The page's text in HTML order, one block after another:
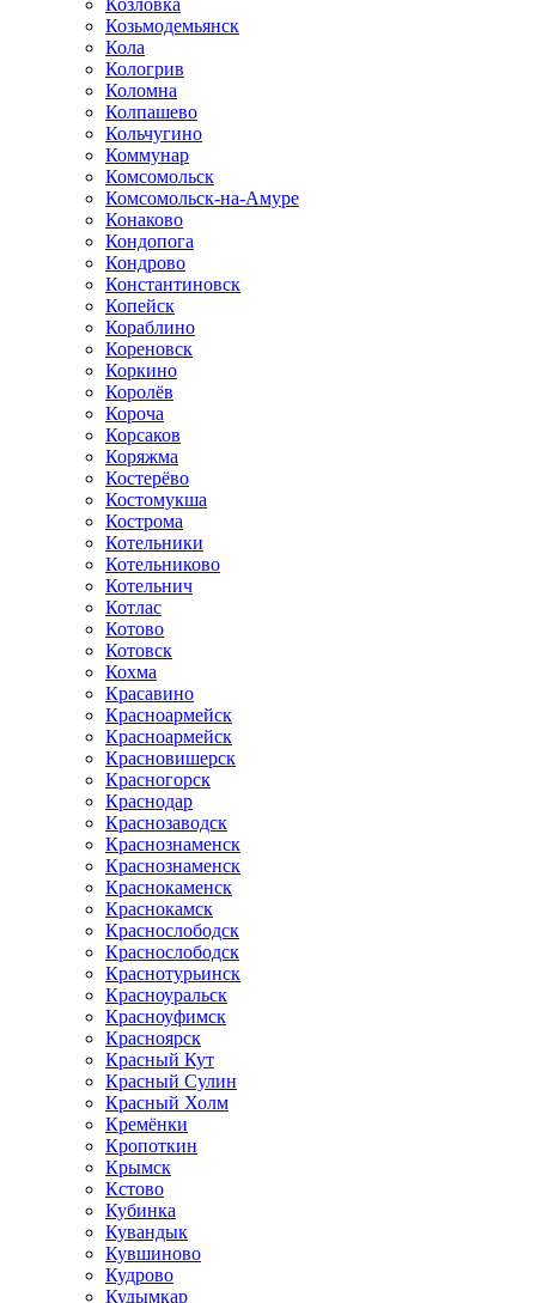
Козловка
Козьмодемьянск
Кола
Кологрив
Коломна
Колпашево
Кольчугино
Коммунар
Комсомольск
Комсомольск-на-Амуре
Конаково
Кондопога
Кондрово
Константиновск
Копейск
Кораблино
Кореновск
Коркино
Королёв
Короча
Корсаков
Коряжма
Костерёво
Костомукша
Кострома
Котельники
Котельниково
Котельнич
Котлас
Котово
Котовск
Кохма
Красавино
Красноармейск
Красноармейск
Красновишерск
Красногорск
Краснодар
Краснозаводск
Краснознаменск
Краснознаменск
Краснокаменск
Краснокамск
Краснослободск
Краснослободск
Краснотурьинск
Красноуральск
Красноуфимск
Красноярск
Красный Кут
Красный Сулин
Красный Холм
Кремёнки
Кропоткин
Крымск
Кстово
Кубинка
Кувандык
Кувшиново
Кудрово
Кудымкар